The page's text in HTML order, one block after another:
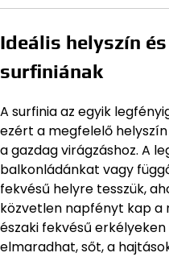
Ideális helyszín
surfiniának
A surfinia az egyik
ezért a megfelelő
a gazdag virágzáshoz. A
balkonládánkat vagy
fekvésű helyre tesszük,
közvetlen napfényt kap a
északi fekvésű
elmaradhat, sőt, a